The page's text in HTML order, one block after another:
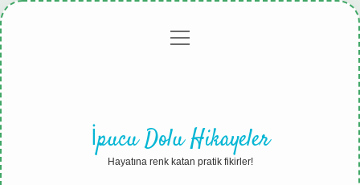
Gizlilikmenüyü
İpucu Dolu Hikayeler
Hayatına renk katan pratik fikirler!